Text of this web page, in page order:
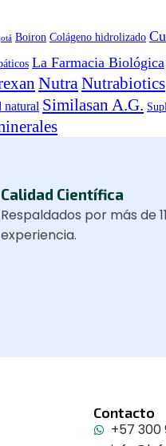
Boiron Colágeno hidrolizado
La Farmacia Biológica
Nutra Nutrabiotics
natural Similasan A.G.
Calidad Científica
Respaldados por más de
experiencia.
Contacto
+57 300